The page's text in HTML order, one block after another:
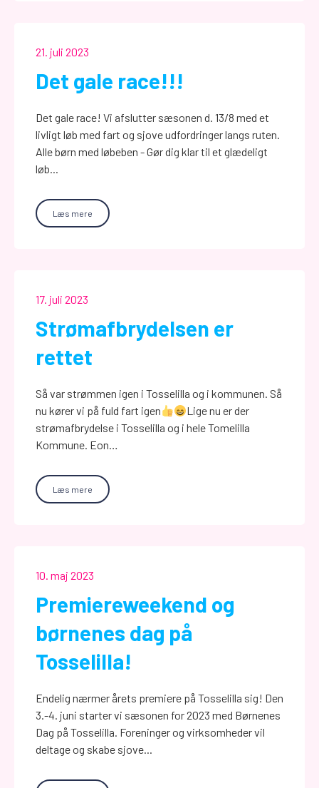
21. juli 2023
Det gale race!!!
Det gale race! Vi afslutter sæsonen d. 13/8 med et
livligt løb med fart og sjove udfordringer langs ruten.
Alle børn med løbeben - Gør dig klar til et glædeligt
løb...
Læs mere
17. juli 2023
Strømafbrydelsen er
rettet
Så var strømmen igen i Tosselilla og i kommunen. Så
nu kører vi på fuld fart igen
Lige nu er der
strømafbrydelse i Tosselilla og i hele Tomelilla
Kommune. Eon…
Læs mere
10. maj 2023
Premiereweekend og
børnenes dag på
Tosselilla!
Endelig nærmer årets premiere på Tosselilla sig! Den
3.-4. juni starter vi sæsonen for 2023 med Børnenes
Dag på Tosselilla. Foreninger og virksomheder vil
deltage og skabe sjove...